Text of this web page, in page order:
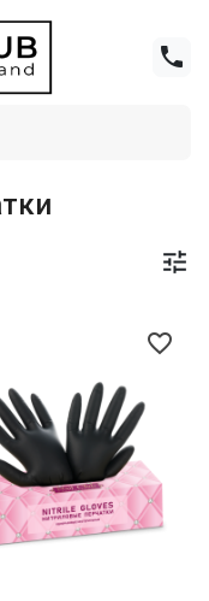


favorite_border